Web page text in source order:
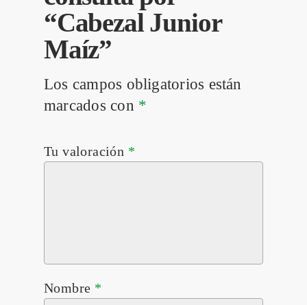
“Cabezal Junior
Maíz”
Los campos obligatorios están
marcados con *
Tu valoración *
Nombre *